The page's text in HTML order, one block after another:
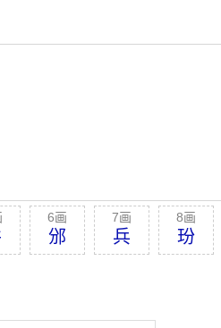
6画
邠
7画
兵
8画
玢